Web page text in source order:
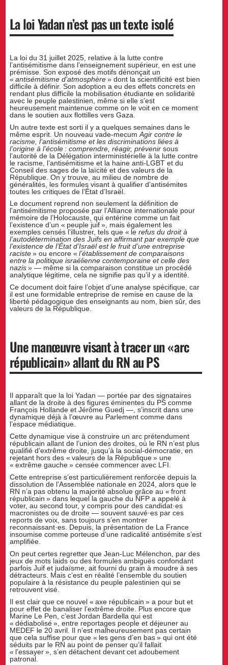
La loi Yadan n’est pas un texte isolé
La loi du 31 juillet 2025, relative à la lutte contre
l’antisémitisme dans l’enseignement supérieur, en est une
prémisse. Son exposé des motifs dénonçait un
«antisémitisme d’atmosphère» dont la scientificité est bien
difficile à définir. Son adoption a eu des effets concrets en
rendant plus difficile la mobilisation étudiante en solidarité
avec le peuple palestinien, même si elle s’est
heureusement maintenue comme on le voit en ce moment
dans le soutien aux flottilles vers Gaza.
Un autre texte est sorti il y a quelques semaines dans le
même esprit. Un nouveau vade-mecumAgir contre le
racisme, l’antisémitisme et les discriminations liées à
l’origine à l’école : comprendre, réagir, prévenir sous
l’autorité de la Délégation interministérielle à la lutte contre
le racisme, l’antisémitisme et la haine anti-LGBT et du
Conseil des sages de la laïcité et des valeurs de la
République. On y trouve, au milieu de nombre de
généralités, les formules visant à qualifier d’antisémites
toutes les critiques de l’État d’Israël.
Le document reprend non seulement la définition de
l’antisémitisme proposée par l’Alliance internationale pour
mémoire de l’Holocauste, qui entérine comme un fait
l’existence d’un « peuple juif », mais également les
exemples censés l’illustrer, tels que « le refus du droit à
l’autodétermination des Juifs en affirmant par exemple que
l’existence de l’État d’Israël est le fruit d’une entreprise
raciste» ou encore «l’établissement de comparaisons
entre la politique israélienne contemporaine et celle des
nazis» — même si la comparaison constitue un procédé
analytique légitime, cela ne signifie pas qu’il y a identité.
Ce document doit faire l’objet d’une analyse spécifique, car
il est une formidable entreprise de remise en cause de la
liberté pédagogique des enseignants au nom, bien sûr, des
valeurs de la République.
Une manœuvre visant à tracer un « arc
républicain » allant du RN au PS
Il apparaît que la loi Yadan — portée par des signataires
allant de la droite à des figures éminentes du PS comme
François Hollande et Jérôme Guedj —, s’inscrit dans une
dynamique déjà à l’œuvre au Parlement comme dans
l’espace médiatique.
Cette dynamique vise à construire un arc prétendument
républicain allant de l’union des droites, où le RN n’est plus
qualifié d’extrême droite, jusqu’à la social-démocratie, en
rejetant hors des « valeurs de la République » une
« extrême gauche » censée commencer avec LFI.
Cette entreprise s’est particulièrement renforcée depuis la
dissolution de l’Assemblée nationale en 2024, alors que le
RN n’a pas obtenu la majorité absolue grâce au « front
républicain » dans lequel la gauche du NFP a appelé à
voter, au second tour, y compris pour des candidat·es
macronistes ou de droite — souvent sauvé·es par ces
reports de voix, sans toujours s’en montrer
reconnaissant·es. Depuis, la présentation de La France
insoumise comme porteuse d’une radicalité antisémite s’est
amplifiée.
On peut certes regretter que Jean-Luc Mélenchon, par des
jeux de mots laids ou des formules ambiguës confondant
parfois Juif et judaïsme, ait fourni du grain à moudre à ses
détracteurs. Mais c’est en réalité l’ensemble du soutien
populaire à la résistance du peuple palestinien qui se
retrouvent visé.
Il est clair que ce nouvel « axe républicain » a pour but et
pour effet de banaliser l’extrême droite. Plus encore que
Marine Le Pen, c’est Jordan Bardella qui est
« dédiabolisé », entre reportages people et déjeuner au
MEDEF le 20 avril. Il n’est malheureusement pas certain
que cela suffise pour que « les gens d’en bas » qui ont été
séduits par le RN au point de penser qu’il fallait
« l’essayer », s’en détachent devant cet adoubement
patronal.